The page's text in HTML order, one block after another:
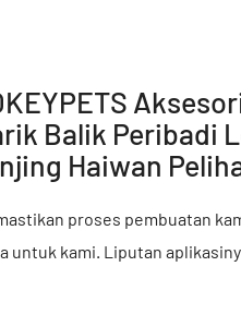
Balik Peribadi
Haiwan
proses pembuatan
untuk kami. Liputan